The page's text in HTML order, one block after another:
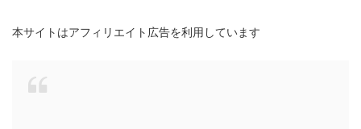
本サイトはアフィリエイト広告を利用しています